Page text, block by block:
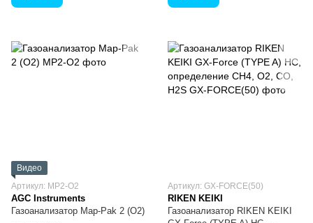
Видео
Артикул: MP2-O2
AGC Instruments
Газоанализатор Map-Pak 2 (О2)
Артикул: GX-FORCE(50)
RIKEN KEIKI
Газоанализатор RIKEN KEIKI